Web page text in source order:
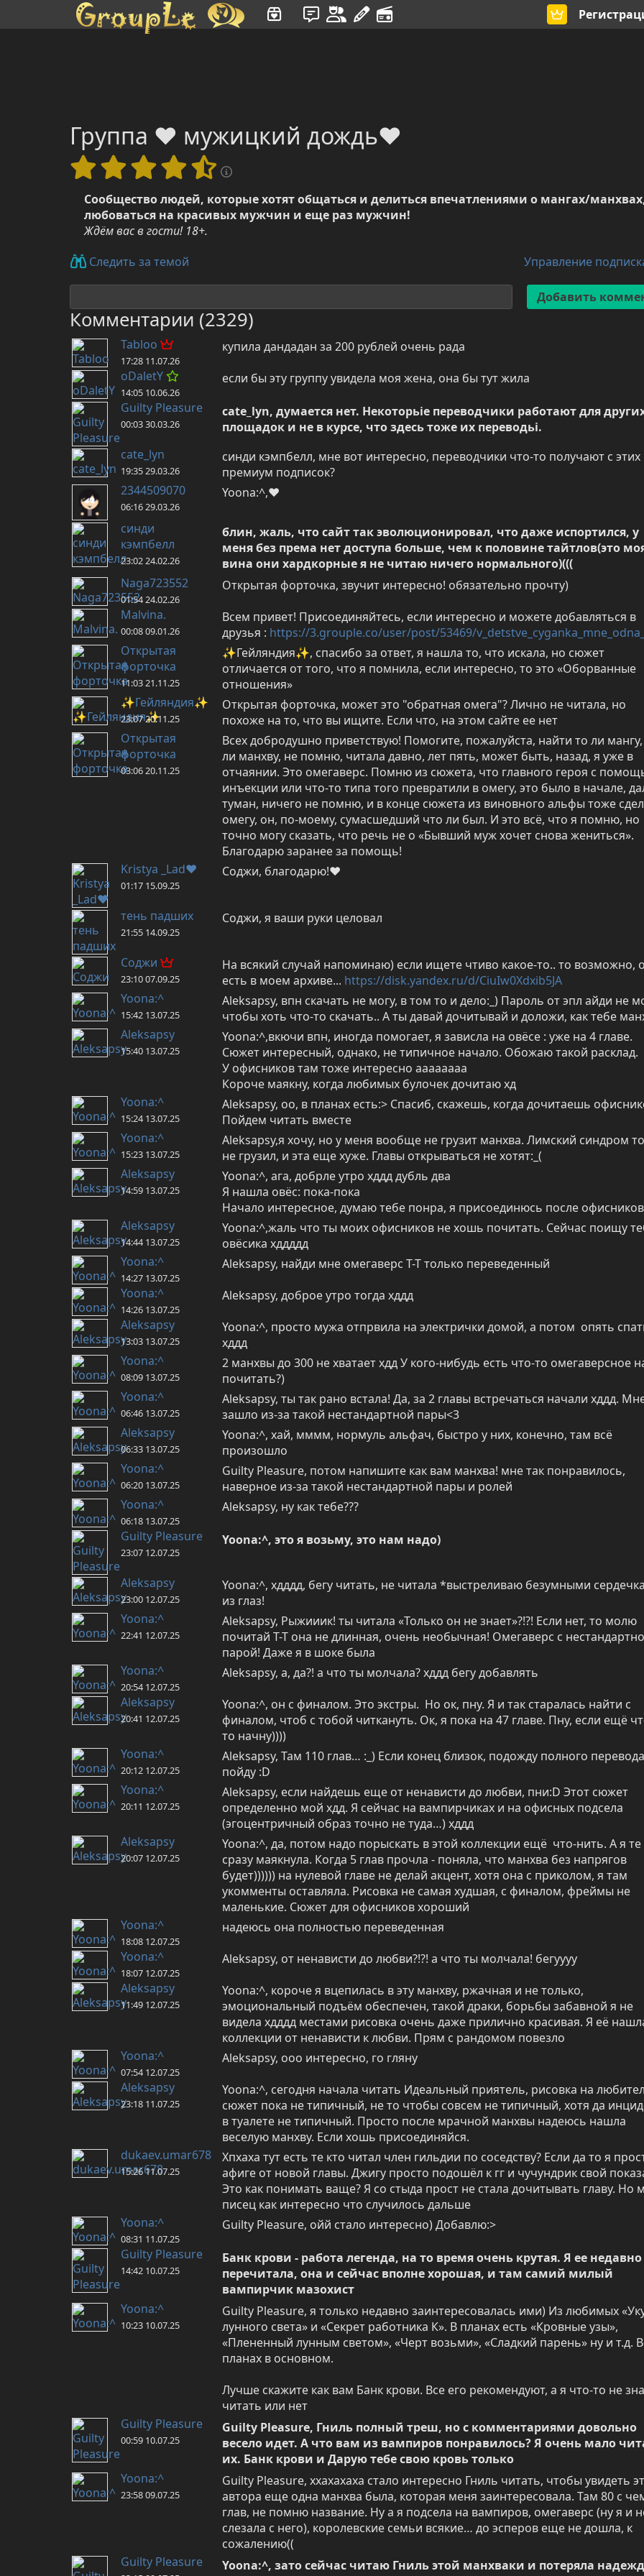
Группа ❤️ мужицкий дождь❤️
Сообщество людей, которые хотят общаться и делиться впечатлениями о мангах/
любоваться на красивых мужчин и еще раз мужчин!
Ждём вас в гости! 18+.
Следить за темой
Управление
Комментарии (2329)
Tabloo
17:28 11.07.26
купила дандадан за 200 рублей очень рада
oDaletY
14:05 10.06.26
если бы эту группу увидела моя жена, она бы тут жила
Guilty Pleasure
00:03 30.03.26
cate_lyn, думается нет. Некоторьіе переводчики работают для
площадок и не в курсе, что здесь тоже их переводьі.
cate_lyn
19:35 29.03.26
синди кэмпбелл, мне вот интересно, переводчики что-то получают с этих
премиум подписок?
2344509070
06:16 29.03.26
Yoona:^,❤️
синди
кэмпбелл
23:02 24.02.26
блин, жаль, что сайт так эволюционировал, что даже испортился, у
меня без према нет доступа больше, чем к половине тайтлов(это
вина они хардкорные я не читаю ничего нормального)(((
Naga723552
01:54 24.02.26
Открытая форточка, звучит интересно! обязательно прочту)
Malvina.
00:08 09.01.26
Всем привет! Присоединяйтесь, если интересно и можете добавляться в
друзья : https://3.grouple.co/user/post/53469/
Открытая
форточка
11:03 21.11.25
✨Гейляндия✨, спасибо за ответ, я нашла то, что искала, но сюжет
отличается от того, что я помнила, если интересно, то это «Оборванные
отношения»
✨Гейляндия✨
23:07 20.11.25
Открытая форточка, может это "обратная омега"? Лично не читала, но
похоже на то, что вы ищите. Если что, на этом сайте ее нет
Открытая
форточка
03:06 20.11.25
Всех добродушно приветствую! Помогите, пожалуйста, найти то ли мангу,
ли манхву, не помню, читала давно, лет пять, может быть, назад, я уже в
отчаянии. Это омегаверс. Помню из сюжета, что главного героя с
инъекции или что-то типа того превратили в омегу, это было в начале,
туман, ничего не помню, и в конце сюжета из виновного альфы тоже
омегу, он, по-моему, сумасшедший что ли был. И это всё, что я помню, но
точно могу сказать, что речь не о «Бывший муж хочет снова жениться».
Благодарю заранее за помощь!
Kristya _Lad♥
01:17 15.09.25
Соджи, благодарю!♥
тень падших
21:55 14.09.25
Соджи, я ваши руки целовал
Соджи
23:10 07.09.25
На всякий случай напоминаю) если ищете чтиво какое-то.. то возможно,
есть в моем архиве... https://disk.yandex.ru/d/CiuIw0Xdxib5JA
Yoona:^
15:42 13.07.25
Aleksapsy, впн скачать не могу, в том то и дело:_) Пароль от эпл айди не
чтобы хоть что-то скачать.. А ты давай дочитывай и доложи, как тебе
Aleksapsy
15:40 13.07.25
Yoona:^,вкючи впн, иногда помогает, я зависла на овёсе : уже на 4 главе.
Сюжет интересный, однако, не типичное начало. Обожаю такой расклад.
У офисников там тоже интересно аааааааа
Короче маякну, когда любимых булочек дочитаю хд
Yoona:^
15:24 13.07.25
Aleksapsy, оо, в планах есть:> Спасиб, скажешь, когда дочитаешь
Пойдем читать вместе
Yoona:^
15:23 13.07.25
Aleksapsy,я хочу, но у меня вообще не грузит манхва. Лимский синдром
не грузил, и эта еще хуже. Главы открываться не хотят:_(
Aleksapsy
14:59 13.07.25
Yoona:^, ага, добрле утро хддд дубль два
Я нашла овёс: пока-пока
Начало интересное, думаю тебе понра, я присоединюсь после офисников
Aleksapsy
14:44 13.07.25
Yoona:^,жаль что ты моих офисников не хошь почитать. Сейчас поищу
овёсика хддддд
Yoona:^
14:27 13.07.25
Aleksapsy, найди мне омегаверс Т-Т только переведенный
Yoona:^
14:26 13.07.25
Aleksapsy, доброе утро тогда хддд
Aleksapsy
13:03 13.07.25
Yoona:^, просто мужа отпрвила на электрички домой, а потом  опять
хддд
Yoona:^
08:09 13.07.25
2 манхвы до 300 не хватает хдд У кого-нибудь есть что-то омегаверсное
почитать?)
Yoona:^
06:46 13.07.25
Aleksapsy, ты так рано встала! Да, за 2 главы встречаться начали хддд.
зашло из-за такой нестандартной пары<3
Aleksapsy
06:33 13.07.25
Yoona:^, хай, мммм, нормуль альфач, быстро у них, конечно, там всё
произошло
Yoona:^
06:20 13.07.25
Guilty Pleasure, потом напишите как вам манхва! мне так понравилось,
наверное из-за такой нестандартной пары и ролей
Yoona:^
06:18 13.07.25
Aleksapsy, ну как тебе???
Guilty Pleasure
23:07 12.07.25
Yoona:^, это я возьму, это нам надо)
Aleksapsy
23:00 12.07.25
Yoona:^, хдддд, бегу читать, не читала *выстреливаю безумными
из глаз!
Yoona:^
22:41 12.07.25
Aleksapsy, Рыжииик! ты читала «Только он не знает»?!?! Если нет, то молю
почитай Т-Т она не длинная, очень необычная! Омегаверс с
парой! Даже я в шоке была
Yoona:^
20:54 12.07.25
Aleksapsy, а, да?! а что ты молчала? хддд бегу добавлять
Aleksapsy
20:41 12.07.25
Yoona:^, он с финалом. Это экстры.  Но ок, пну. Я и так старалась найти с
финалом, чтоб с тобой читкануть. Ок, я пока на 47 главе. Пну, если ещё
то начну))))
Yoona:^
20:12 12.07.25
Aleksapsy, Там 110 глав… :_) Если конец близок, подожду полного
пойду :D
Yoona:^
20:11 12.07.25
Aleksapsy, если найдешь еще от ненависти до любви, пни:D Этот сюжет
определенно мой хдд. Я сейчас на вампирчиках и на офисных подсела
(эгоцентричный образ точно не туда…) хддд
Aleksapsy
20:07 12.07.25
Yoona:^, да, потом надо порыскать в этой коллекции ещё  что-нить. А я те
сразу маякнула. Когда 5 глав прочла - поняла, что манхва без напрягов
будет)))))) на нулевой главе не делай акцент, хотя она с приколом, я там
укомменты оставляла. Рисовка не самая худшая, с финалом, фреймы не
маленькие. Сюжет для офисников хороший
Yoona:^
18:08 12.07.25
надеюсь она полностью переведенная
Yoona:^
18:07 12.07.25
Aleksapsy, от ненависти до любви?!?! а что ты молчала! бегуууу
Aleksapsy
11:49 12.07.25
Yoona:^, короче я вцепилась в эту манхву, ржачная и не только,
эмоциональный подъём обеспечен, такой драки, борьбы забавной я не
видела хдддд местами рисовка очень даже прилично красивая. Я её
коллекции от ненависти к любви. Прям с рандомом повезло
Yoona:^
07:54 12.07.25
Aleksapsy, ооо интересно, го гляну
Aleksapsy
23:18 11.07.25
Yoona:^, сегодня начала читать Идеальный приятель, рисовка на
сюжет пока не типичный, не то чтобы совсем не типичный, хотя да
в туалете не типичный. Просто после мрачной манхвы надеюсь нашла
веселую манхву. Если хошь присоединяйся.
dukaev.umar678
15:26 11.07.25
Хпхаха тут есть те кто читал член гильдии по соседству? Если да то я
афиге от новой главы. Джигу просто подошёл к гг и чучундрик свой
Это как понимать ваще? Я со стыда прост не стала дочитывать главу. Но
писец как интересно что случилось дальше
Yoona:^
08:31 11.07.25
Guilty Pleasure, ойй стало интересно) Добавлю:>
Guilty Pleasure
14:42 10.07.25
Банк крови - работа легенда, на то время очень крутая. Я ее недавно
перечитала, она и сейчас вполне хорошая, и там самий милый
вампирчик мазохист
Yoona:^
10:23 10.07.25
Guilty Pleasure, я только недавно заинтересовалась ими) Из любимых
лунного света» и «Секрет работника К». В планах есть «Кровные узы»,
«Плененный лунным светом», «Черт возьми», «Сладкий парень» ну и т.д.
планах в основном.
Лучше скажите как вам Банк крови. Все его рекомендуют, а я что-то не
читать или нет
Guilty Pleasure
00:59 10.07.25
Guilty Pleasure, Гниль полный треш, но с комментариями довольно
весело идет. А что вам из вампиров понравилось? Я очень мало
их. Банк крови и Дарую тебе свою кровь только
Yoona:^
23:58 09.07.25
Guilty Pleasure, ххахахаха стало интересно Гниль читать, чтобы увидеть
автора еще одна манхва была, которая меня заинтересовала. Там 80 с
глав, не помню название. Ну а я подсела на вампиров, омегаверс (ну я и
слезала с него), королевские семьи всякие… до эсперов еще не дошла, к
сожалению((
Guilty Pleasure
Yoona:^, зато сейчас читаю Гниль этой манхваки и потеряла
Имя пользователя или произведение